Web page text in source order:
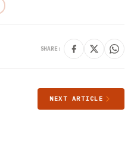
SHARE:
NEXT ARTICLE